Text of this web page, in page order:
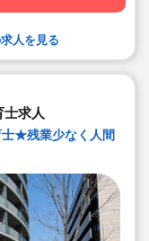
を据え長く勤務でき
ます。
人を見る
求人
★残業少なく人間